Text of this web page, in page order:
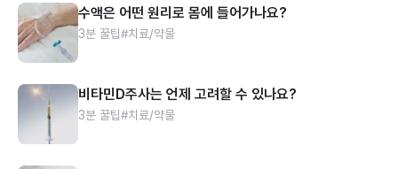
수액은 어떤 원리로 몸에 들어가나요?
3분 꿀팁#치료/약물
비타민D주사는 언제 고려할 수 있나요?
3분 꿀팁#치료/약물